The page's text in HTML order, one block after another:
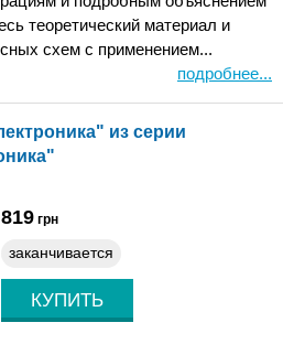
теоретический материал и
схем с применением...
подробнее...
из серии
819 грн
заканчивается